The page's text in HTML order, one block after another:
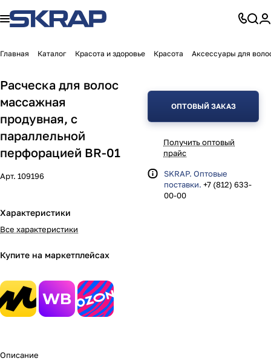
Главная Каталог Красота и здоровье Красота Аксессуары для
Расческа для волос
массажная
продувная, с
параллельной
перфорацией BR-01
Арт. 109196
Характеристики
Все характеристики
Купите на маркетплейсах
ОПТОВЫЙ ЗАКАЗ
Получить оптовый
прайс
SKRAP. Оптовые
поставки. +7 (812) 633-
00-00
Описание